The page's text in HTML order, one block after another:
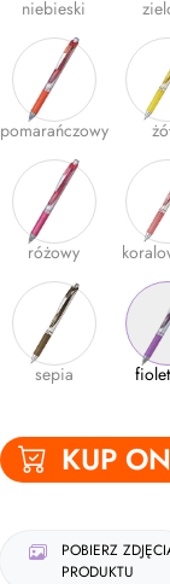
niebieski
pomarańczowy
różowy
sepia
KUP
POBIERZ
PRODUKTU